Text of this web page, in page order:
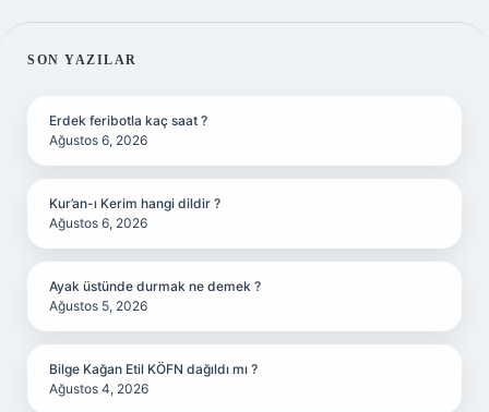
SIDEBAR
SON YAZILAR
Erdek feribotla kaç saat ?
Ağustos 6, 2026
Kur’an-ı Kerim hangi dildir ?
Ağustos 6, 2026
Ayak üstünde durmak ne demek ?
Ağustos 5, 2026
Bilge Kağan Etil KÖFN dağıldı mı ?
Ağustos 4, 2026